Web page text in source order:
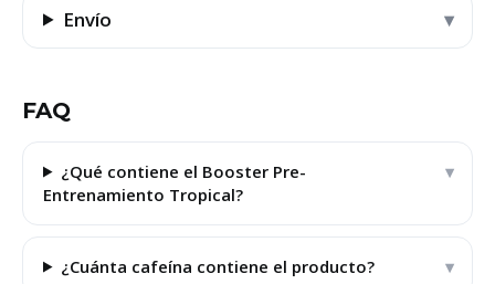
Envío
FAQ
¿Qué contiene el Booster Pre-
Entrenamiento Tropical?
¿Cuánta cafeína contiene el producto?